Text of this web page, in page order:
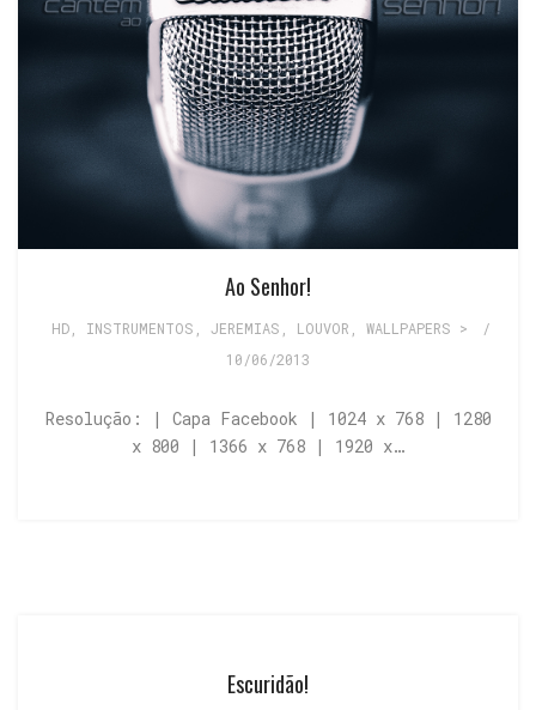
Ao Senhor!
HD INSTRUMENTOS JEREMIAS LOUVOR WALLPAPERS >
/
10/06/2013
Resolução: | Capa Facebook | 1024 x 768 | 1280
x 800 | 1366 x 768 | 1920 x…
Escuridão!